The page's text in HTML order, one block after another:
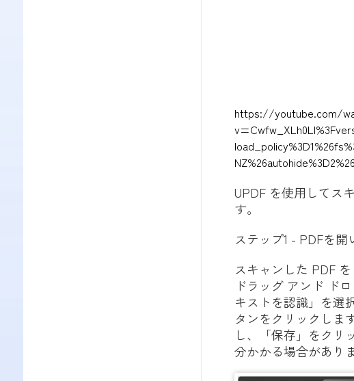
https://youtube.com/
UPDF を使用してス
す。
ステップ1 - PDFを開
スキャンした PDF
ドラッグ アンド ド
キストを認識」を選
タンをクリックしま
し、「保存」をクリ
分かかる場合があり